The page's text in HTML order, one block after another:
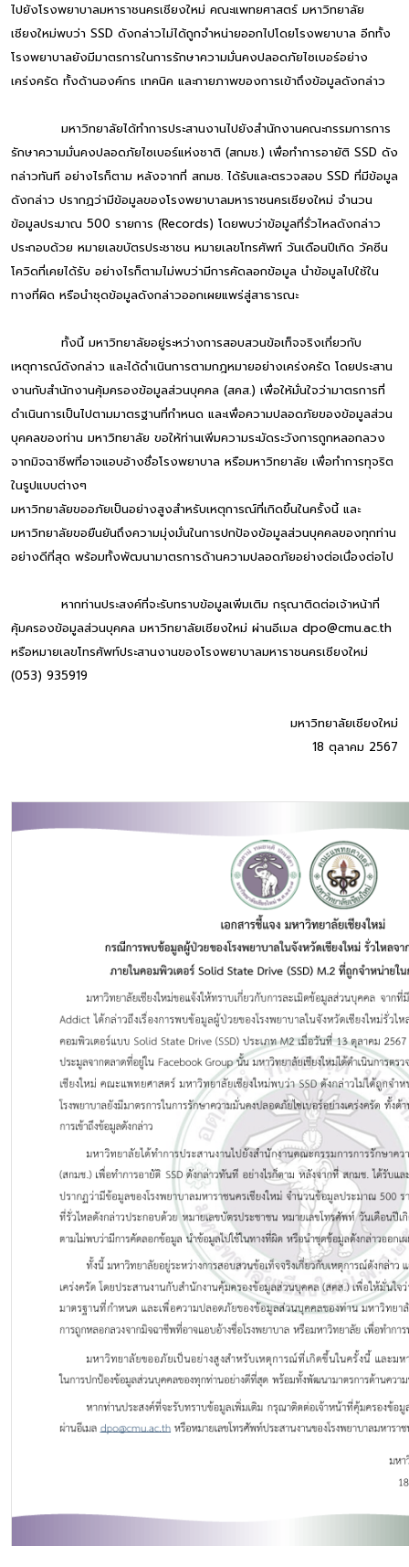
ไปยังโรงพยาบาลมหาราชนครเชียงใหม่ คณะแพทยศาสตร์ มหาวิทยาลัย
เชียงใหม่พบว่า SSD ดังกล่าวไม่ได้ถูกจำหน่ายออกไปโดยโรงพยาบาล อีกทั้ง
โรงพยาบาลยังมีมาตรการในการรักษาความมั่นคงปลอดภัยไซเบอร์อย่าง
เคร่งครัด ทั้งด้านองค์กร เทคนิค และกายภาพของการเข้าถึงข้อมูลดังกล่าว
มหาวิทยาลัยได้ทำการประสานงานไปยังสำนักงานคณะกรรมการการ
รักษาความมั่นคงปลอดภัยไซเบอร์แห่งชาติ (สกมช.) เพื่อทำการอายัติ SSD ดัง
กล่าวทันที อย่างไรก็ตาม หลังจากที่ สกมช. ได้รับและตรวจสอบ SSD ที่มีข้อมูล
ดังกล่าว ปรากฏว่ามีข้อมูลของโรงพยาบาลมหาราชนครเชียงใหม่ จำนวน
ข้อมูลประมาณ 500 รายการ (Records) โดยพบว่าข้อมูลที่รั่วไหลดังกล่าว
ประกอบด้วย หมายเลขบัตรประชาชน หมายเลขโทรศัพท์ วันเดือนปีเกิด วัคซีน
โควิดที่เคยได้รับ อย่างไรก็ตามไม่พบว่ามีการคัดลอกข้อมูล นำข้อมูลไปใช้ใน
ทางที่ผิด หรือนำชุดข้อมูลดังกล่าวออกเผยแพร่สู่สาธารณะ
ทั้งนี้ มหาวิทยาลัยอยู่ระหว่างการสอบสวนข้อเท็จจริงเกี่ยวกับ
เหตุการณ์ดังกล่าว และได้ดำเนินการตามกฎหมายอย่างเคร่งครัด โดยประสาน
งานกับสำนักงานคุ้มครองข้อมูลส่วนบุคคล (สคส.) เพื่อให้มั่นใจว่ามาตรการที่
ดำเนินการเป็นไปตามมาตรฐานที่กำหนด และเพื่อความปลอดภัยของข้อมูลส่วน
บุคคลของท่าน มหาวิทยาลัย ขอให้ท่านเพิ่มความระมัดระวังการถูกหลอกลวง
จากมิจฉาชีพที่อาจแอบอ้างชื่อโรงพยาบาล หรือมหาวิทยาลัย เพื่อทำการทุจริต
ในรูปแบบต่างๆ
มหาวิทยาลัยขออภัยเป็นอย่างสูงสำหรับเหตุการณ์ที่เกิดขึ้นในครั้งนี้ และ
มหาวิทยาลัยขอยืนยันถึงความมุ่งมั่นในการปกป้องข้อมูลส่วนบุคคลของทุกท่าน
อย่างดีที่สุด พร้อมทั้งพัฒนามาตรการด้านความปลอดภัยอย่างต่อเนื่องต่อไป
หากท่านประสงค์ที่จะรับทราบข้อมูลเพิ่มเติม กรุณาติดต่อเจ้าหน้าที่
คุ้มครองข้อมูลส่วนบุคคล มหาวิทยาลัยเชียงใหม่ ผ่านอีเมล dpo@cmu.ac.th
หรือหมายเลขโทรศัพท์ประสานงานของโรงพยาบาลมหาราชนครเชียงใหม่
(053) 935919
มหาวิทยาลัยเชียงใหม่
18 ตุลาคม 2567